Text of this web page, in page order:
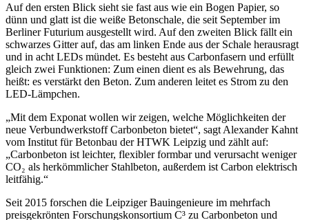
Auf den ersten Blick sieht sie fast aus wie ein Bogen Papier, so
dünn und glatt ist die weiße Betonschale, die seit September im
Berliner Futurium ausgestellt wird. Auf den zweiten Blick fällt ein
schwarzes Gitter auf, das am linken Ende aus der Schale herausragt
und in acht LEDs mündet. Es besteht aus Carbonfasern und erfüllt
gleich zwei Funktionen: Zum einen dient es als Bewehrung, das
heißt: es verstärkt den Beton. Zum anderen leitet es Strom zu den
LED-Lämpchen.
„Mit dem Exponat wollen wir zeigen, welche Möglichkeiten der
neue Verbundwerkstoff Carbonbeton bietet“, sagt Alexander Kahnt
vom Institut für Betonbau der HTWK Leipzig und zählt auf:
„Carbonbeton ist leichter, flexibler formbar und verursacht weniger
CO₂ als herkömmlicher Stahlbeton, außerdem ist Carbon elektrisch
leitfähig.“
Seit 2015 forschen die Leipziger Bauingenieure im mehrfach
preisgekrönten Forschungskonsortium C³ zu Carbonbeton und